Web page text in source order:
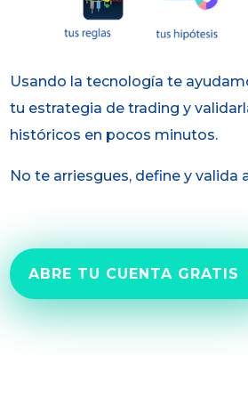
Usando la tecnología te
tu estrategia de trading y
históricos en pocos minutos.
No te arriesgues, define y valida
ABRE TU CUENTA GRATIS